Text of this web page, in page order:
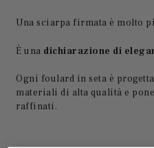
Una sciarpa firmata è molto
È una dichiarazione di
Ogni foulard in seta è
materiali di alta qualità e
raffinati.